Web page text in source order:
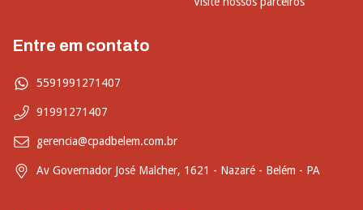
Entre em contato
5591991271407
91991271407
gerencia@cpadbelem.com.br
Av Governador José Malcher, 1621 - Nazaré - Belém - PA